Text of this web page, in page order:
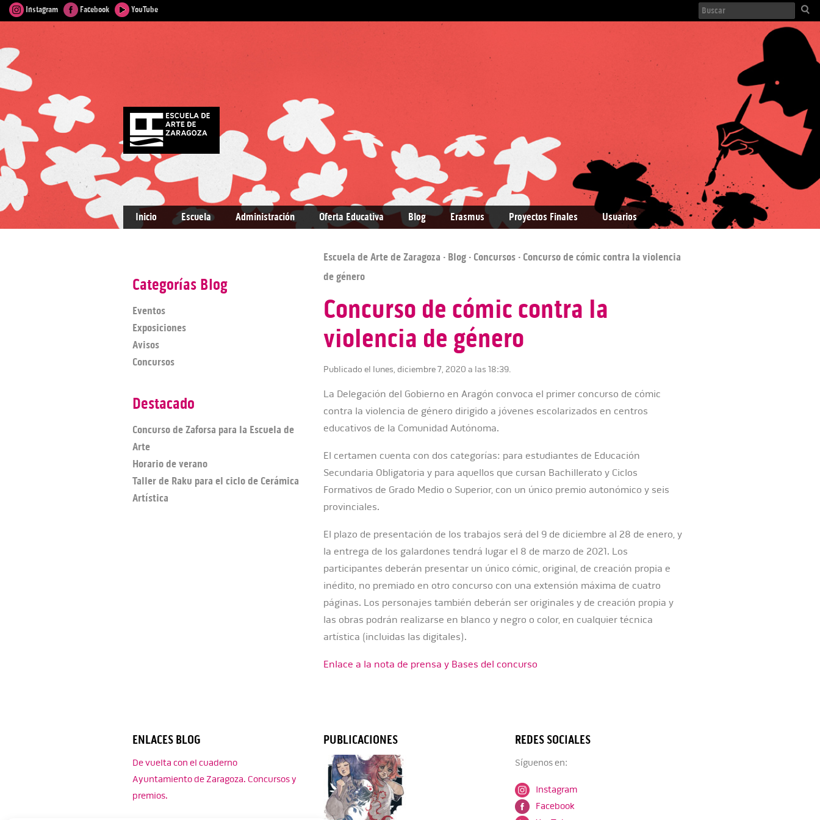
Instagram Facebook YouTube
Inicio Escuela Administración Oferta Educativa Blog Erasmus Proyectos Finales Usuarios
Escuela de Arte de Zaragoza · Blog · Concursos · Concurso de cómic contra la violencia
de género
Concurso de cómic contra la
violencia de género
Publicado el lunes, diciembre 7, 2020 a las 18:39.
La Delegación del Gobierno en Aragón convoca el primer concurso de cómic
contra la violencia de género dirigido a jóvenes escolarizados en centros
educativos de la Comunidad Autónoma.
El certamen cuenta con dos categorías: para estudiantes de Educación
Secundaria Obligatoria y para aquellos que cursan Bachillerato y Ciclos
Formativos de Grado Medio o Superior, con un único premio autonómico y seis
provinciales.
El plazo de presentación de los trabajos será del 9 de diciembre al 28 de enero, y
la entrega de los galardones tendrá lugar el 8 de marzo de 2021. Los
participantes deberán presentar un único cómic, original, de creación propia e
inédito, no premiado en otro concurso con una extensión máxima de cuatro
páginas. Los personajes también deberán ser originales y de creación propia y
las obras podrán realizarse en blanco y negro o color, en cualquier técnica
artística (incluidas las digitales).
Enlace a la nota de prensa y Bases del concurso
Categorías Blog
Eventos
Exposiciones
Avisos
Concursos
Destacado
Concurso de Zaforsa para la Escuela de
Arte
Horario de verano
Taller de Raku para el ciclo de Cerámica
Artística
ENLACES BLOG
De vuelta con el cuaderno
Ayuntamiento de Zaragoza. Concursos y
premios.
PUBLICACIONES REDES SOCIALES
Síguenos en:
Instagram
Facebook